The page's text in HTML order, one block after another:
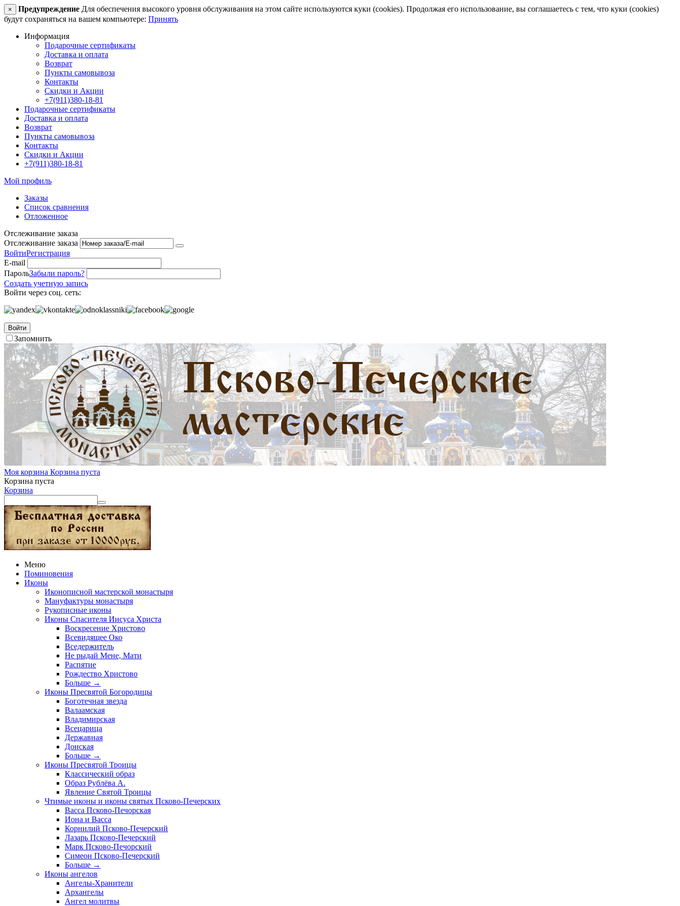
× Предупреждение Для обеспечения высокого уровня обслуживания на этом сайте используются куки (cookies). Продолжая его использование, вы соглашаетесь с тем, что куки (cookies)
будут сохраняться на вашем компьютере: Принять
Информация
Подарочные сертификаты
Доставка и оплата
Возврат
Пункты самовывоза
Контакты
Скидки и Акции
+7(911)380-18-81
Подарочные сертификаты
Доставка и оплата
Возврат
Пункты самовывоза
Контакты
Скидки и Акции
+7(911)380-18-81
Мой профиль
Заказы
Список сравнения
Отложенное
Отслеживание заказа
Отслеживание заказа
ВойтиРегистрация
E-mail
ПарольЗабыли пароль?
Создать учетную запись
Войти через соц. сеть:
Войти
Запомнить
Моя корзина Корзина пуста
Корзина пуста
Корзина
Меню
Поминовения
Иконы
Иконописной мастерской монастыря
Мануфактуры монастыря
Рукописные иконы
Иконы Спасителя Иисуса Христа
Воскресение Христово
Всевидящее Око
Вседержитель
Не рыдай Мене, Мати
Распятие
Рождество Христово
Больше →
Иконы Пресвятой Богородицы
Боготечная звезда
Валаамская
Владимирская
Всецарица
Державная
Донская
Больше →
Иконы Пресвятой Троицы
Классический образ
Образ Рублёва А.
Явление Святой Троицы
Чтимые иконы и иконы святых Псково-Печерских
Васса Псково-Печорская
Иона и Васса
Корнилий Псково-Печерский
Лазарь Псково-Печерский
Марк Псково-Печорский
Симеон Псково-Печерский
Больше →
Иконы ангелов
Ангелы-Хранители
Архангелы
Ангел молитвы